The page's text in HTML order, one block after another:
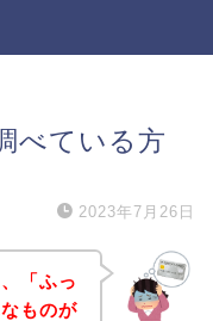
べている方
2023年7月26日
「ふっ
ものが